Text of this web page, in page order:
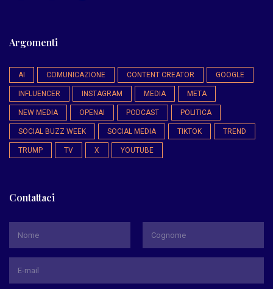
Argomenti
AI COMUNICAZIONE CONTENT CREATOR GOOGLE
INFLUENCER INSTAGRAM MEDIA META
NEW MEDIA OPENAI PODCAST POLITICA
SOCIAL BUZZ WEEK SOCIAL MEDIA TIKTOK TREND
TRUMP TV X YOUTUBE
Contattaci